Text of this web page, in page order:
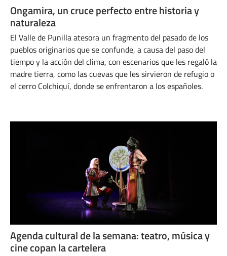
Ongamira, un cruce perfecto entre historia y
naturaleza
El Valle de Punilla atesora un fragmento del pasado de los
pueblos originarios que se confunde, a causa del paso del
tiempo y la acción del clima, con escenarios que les regaló la
madre tierra, como las cuevas que les sirvieron de refugio o
el cerro Colchiquí, donde se enfrentaron a los españoles.
Agenda cultural de la semana: teatro, música y
cine copan la cartelera